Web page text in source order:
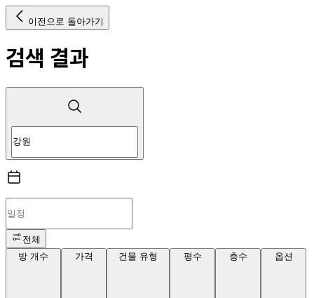
이전으로 돌아가기
검색 결과
전체
방 개수
가격 건물 유형 평수 층수 옵션